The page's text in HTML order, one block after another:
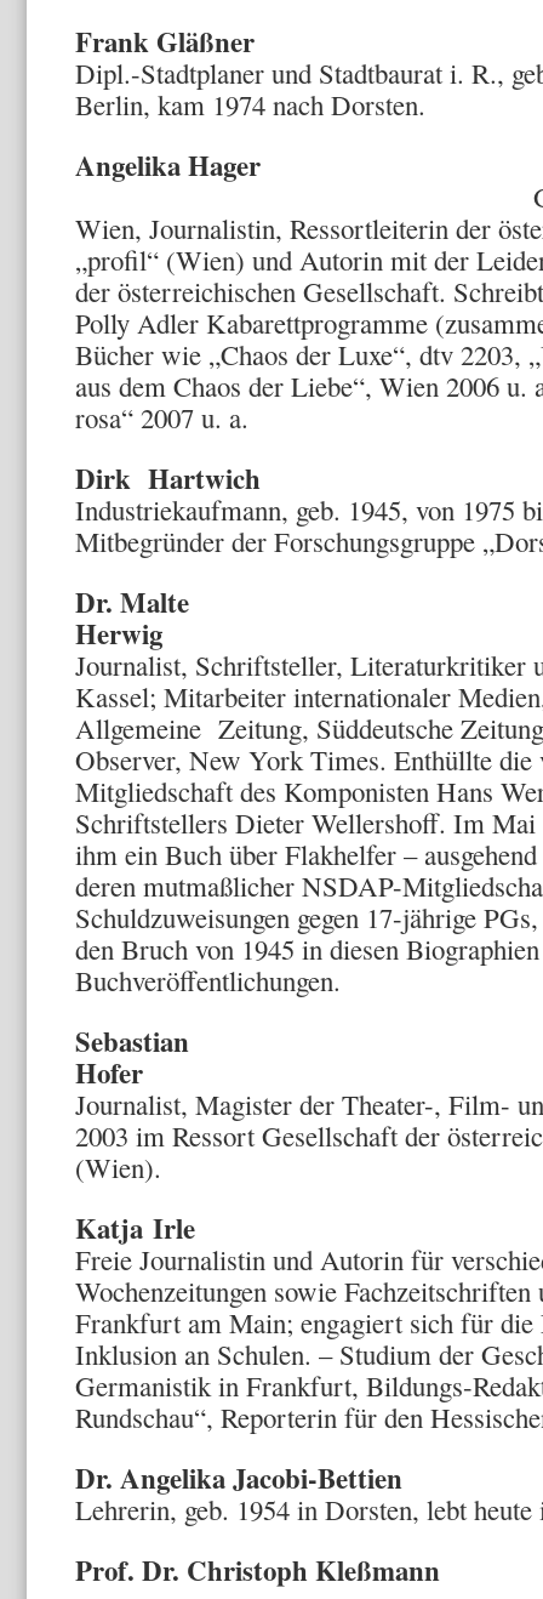
Frank Gläßner
Dipl.-Stadtplaner und Stadtbaurat i. R.,
Berlin, kam 1974 nach Dorsten.
Angelika
Wien, Journalistin, Ressortleiterin der
„profil“ (Wien) und Autorin mit der
der österreichischen Gesellschaft.
Polly Adler Kabarettprogramme
Bücher wie „Chaos der Luxe“, dtv 2203,
aus dem Chaos der Liebe“, Wien 2006
rosa“ 2007 u. a.
Dirk Hartwich
Industriekaufmann, geb. 1945, von 1975
Mitbegründer der Forschungsgruppe
Dr. Malte
Journalist, Schriftsteller, Literaturkritiker
Kassel; Mitarbeiter internationaler
Allgemeine Zeitung, Süddeutsche
Observer, New York Times. Enthüllte
Mitgliedschaft des Komponisten Hans
Schriftstellers Dieter Wellershoff. Im Mai
ihm ein Buch über Flakhelfer –
deren mutmaßlicher NSDAP-
Schuldzuweisungen gegen 17-jährige
den Bruch von 1945 in diesen
Buchveröffentlichungen.
Sebastian
Journalist, Magister der Theater-, Film-
2003 im Ressort Gesellschaft der
(Wien).
Katja Irle
Freie Journalistin und Autorin für
Wochenzeitungen sowie
Frankfurt am Main; engagiert sich für die
Inklusion an Schulen. – Studium der
Germanistik in Frankfurt, Bildungs-
Rundschau“, Reporterin für den
Dr. Angelika Jacobi-Bettien
Lehrerin, geb. 1954 in Dorsten, lebt
Prof. Dr. Christoph